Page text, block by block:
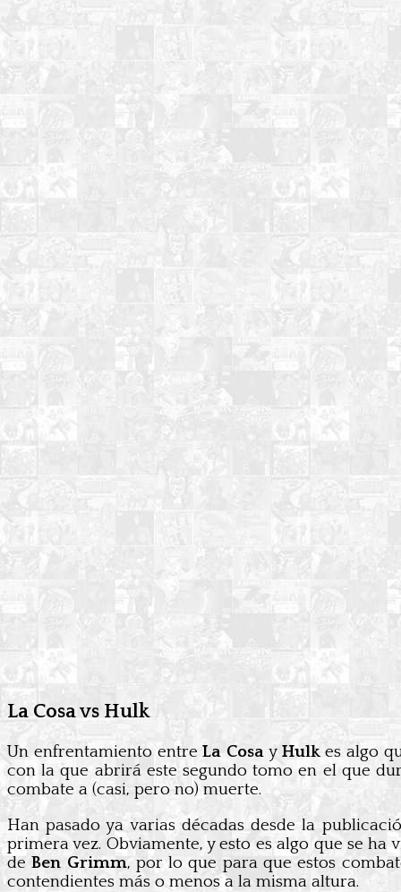
La Cosa vs Hulk
Un enfrentamiento entreLa Cosa y Hulkes algo
con la que abrirá este segundo tomo en el que
combate a (casi, pero no) muerte.
Han pasado ya varias décadas desde la
primera vez. Obviamente, y esto es algo que se
deBen Grimm, por lo que para que estos
contendientes más o menos a la misma altura.